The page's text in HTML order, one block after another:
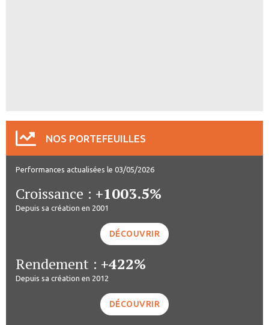
NOS PORTEFEUILLES
Performances actualisées le 03/05/2026
Croissance : +1003.5%
Depuis sa création en 2001
DÉCOUVRIR
Rendement : +422%
Depuis sa création en 2012
DÉCOUVRIR